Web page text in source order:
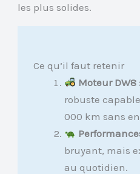
les plus solides.
Ce qu’il faut retenir
Moteur DW8
robuste
000 km sans
bruyant, mais
au quotidien.